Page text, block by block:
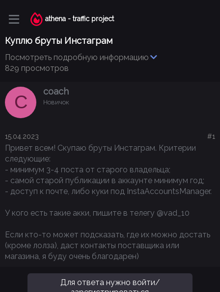
athena - traffic project
Куплю бруты Инстаграм
Посмотреть подробную информацию
829 просмотров
C
coach
Новичок
15.04.2023 #1
Привет всем! Скупаю бруты Инстаграм. Критерии
следующие:
- минимум 3-4 поста от старого владельца;
- самой старой публикации в аккаунте минимум год;
- доступ к почте, либо куки под InstaAccountsManager.
У кого есть такие акки, пишите в телегу @vad_10
Если кто-то может подсказать, где их можно достать
(кроме лолза), даст контакты поставщика или
магазина, я буду очень благодарен)
Для ответа нужно войти/